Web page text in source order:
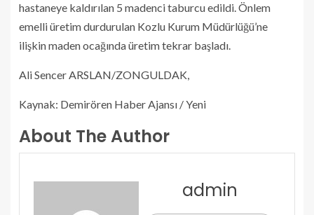
hastaneye kaldırılan 5 madenci taburcu edildi. Önlem
emelli üretim durdurulan Kozlu Kurum Müdürlüğü’ne
ilişkin maden ocağında üretim tekrar başladı.
Ali Sencer ARSLAN/ZONGULDAK,
Kaynak: Demirören Haber Ajansı / Yeni
About The Author
admin